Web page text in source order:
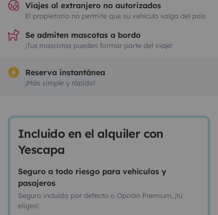
Viajes al extranjero no autorizados
El propietario no permite que su vehículo salga del país
Se admiten mascotas a bordo
¡Tus mascotas pueden formar parte del viaje!
Reserva instantánea
¡Más simple y rápido!
Incluido en el alquiler con
Yescapa
Seguro a todo riesgo para vehículos y
pasajeros
Seguro incluido por defecto o Opción Premium, ¡tú
eliges!